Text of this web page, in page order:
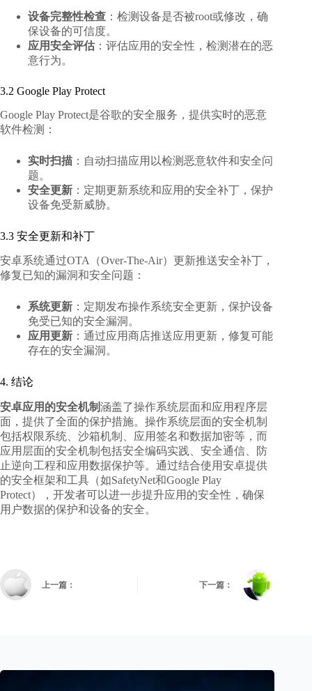
设备完整性检查 ：检测设备是否被root或修改，确
保设备的可信度。
应用安全评估 ：评估应用的安全性，检测潜在的恶
意行为。
3.2 Google Play Protect
Google Play Protect是谷歌的安全服务，提供实时的恶意
软件检测：
实时扫描 ：自动扫描应用以检测恶意软件和安全问
题。
安全更新 ：定期更新系统和应用的安全补丁，保护
设备免受新威胁。
3.3 安全更新和补丁
安卓系统通过OTA（Over-The-Air）更新推送安全补丁，
修复已知的漏洞和安全问题：
系统更新 ：定期发布操作系统安全更新，保护设备
免受已知的安全漏洞。
应用更新 ：通过应用商店推送应用更新，修复可能
存在的安全漏洞。
4. 结论
安卓应用的安全机制涵盖了操作系统层面和应用程序层
面，提供了全面的保护措施。操作系统层面的安全机制
包括权限系统、沙箱机制、应用签名和数据加密等，而
应用层面的安全机制包括安全编码实践、安全通信、防
止逆向工程和应用数据保护等。通过结合使用安卓提供
的安全框架和工具（如SafetyNet和Google Play
Protect），开发者可以进一步提升应用的安全性，确保
用户数据的保护和设备的安全。
上一篇： 下一篇：